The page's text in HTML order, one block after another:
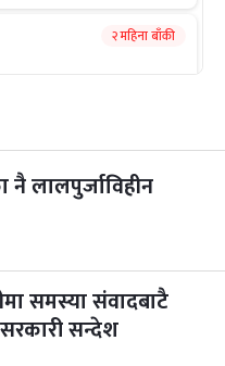
२ महिना बाँकी
२ महिना बाँकी
२ महिना बाँकी
नै लालपुर्जाविहीन
समस्या संवादबाटै
सन्देश